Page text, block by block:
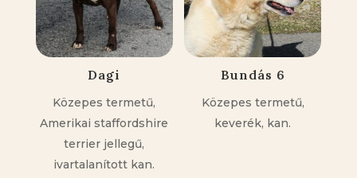
Dagi
Közepes termetű,
Amerikai staffordshire
terrier jellegű,
ivartalanított kan.
Bundás 6
Közepes termetű,
keverék, kan.